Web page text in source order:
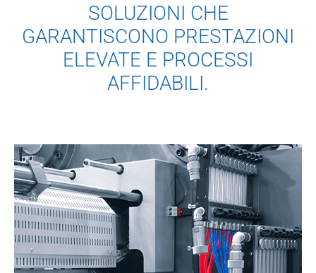
SOLUZIONI CHE
GARANTISCONO PRESTAZIONI
ELEVATE E PROCESSI
AFFIDABILI.